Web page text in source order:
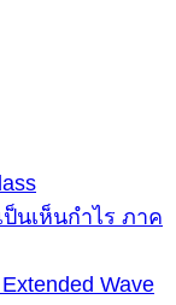
ป็นเห็นกำไร ภาค
Wave